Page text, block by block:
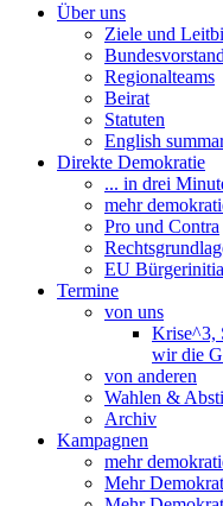
Über uns
Ziele und
Bundesvorstand
Regionalteams
Beirat
Statuten
English
Direkte Demokratie
... in drei
mehr
Pro und Contra
EU
Termine
von uns
Krise^3,
wir die
von anderen
Wahlen &
Archiv
Kampagnen
mehr
Mehr